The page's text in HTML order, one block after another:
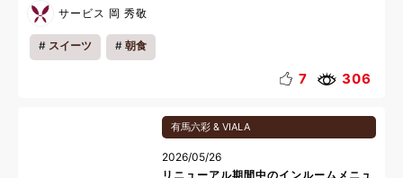
サービス 岡 秀敬
スイーツ 朝食
7 306
有馬六彩 & VIALA
2026/05/26
リニューアル期間中のインルームメニュ